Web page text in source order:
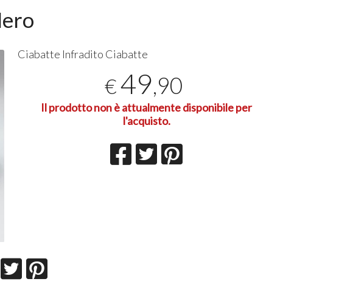
Ciabatte Infradito Ciabatte
€49,90
Il prodotto non è attualmente disponibile per
l'acquisto.